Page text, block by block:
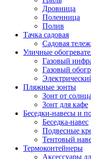
Дровница
Поленница
Полив
Тачка садовая
Садовая
Уличные
Газовый
Газовый
Пляжные зонты
Зонт от солнца
Зонт для кафе
Беседки-навесы и
Беседка-навес
Подвесные
Тентовый
Термоконтейнеры
Аксессуары